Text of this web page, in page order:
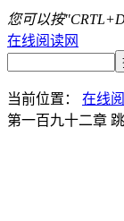
您可以按
在线阅读网
当前位置： 在线
第一百九十二章